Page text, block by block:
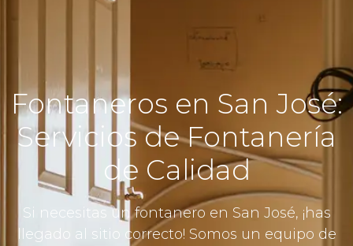
Fontaneros en San José:
Servicios de Fontanería
de Calidad
Si necesitas un fontanero en San José, ¡has
llegado al sitio correcto! Somos un equipo de